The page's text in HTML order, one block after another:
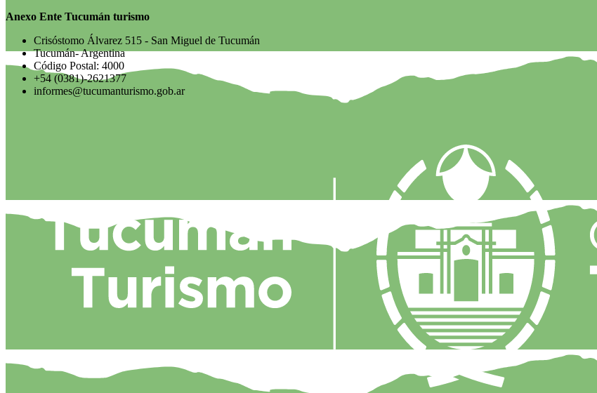
Anexo Ente Tucumán turismo
Crisóstomo Álvarez 515 - San Miguel de Tucumán
Tucumán- Argentina
Código Postal: 4000
+54 (0381)-2621377
informes@tucumanturismo.gob.ar